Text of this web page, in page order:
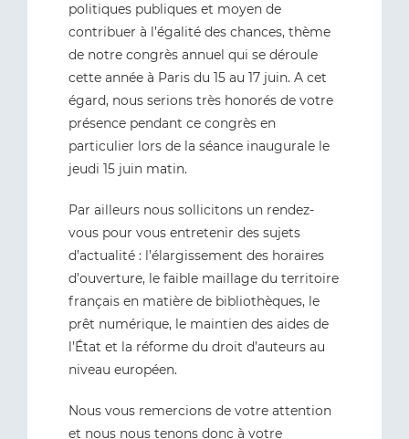
politiques publiques et moyen de
contribuer à l’égalité des chances, thème
de notre congrès annuel qui se déroule
cette année à Paris du 15 au 17 juin. A cet
égard, nous serions très honorés de votre
présence pendant ce congrès en
particulier lors de la séance inaugurale le
jeudi 15 juin matin.
Par ailleurs nous sollicitons un rendez-
vous pour vous entretenir des sujets
d’actualité : l’élargissement des horaires
d’ouverture, le faible maillage du territoire
français en matière de bibliothèques, le
prêt numérique, le maintien des aides de
l’État et la réforme du droit d’auteurs au
niveau européen.
Nous vous remercions de votre attention
et nous nous tenons donc à votre